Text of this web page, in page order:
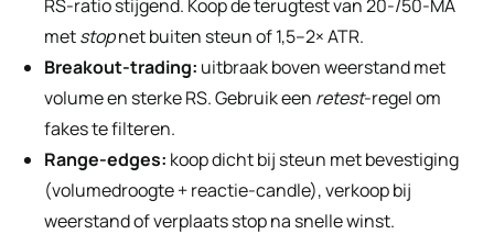
RS-ratio stijgend. Koop de terugtest van 20-/50-MA
metstopnet buiten steun of 1,5–2× ATR.
Breakout-trading: uitbraak boven weerstand met
volume en sterke RS. Gebruik een retest-regel om
fakes te filteren.
Range-edges: koop dicht bij steun met bevestiging
(volumedroogte + reactie-candle), verkoop bij
weerstand of verplaats stop na snelle winst.